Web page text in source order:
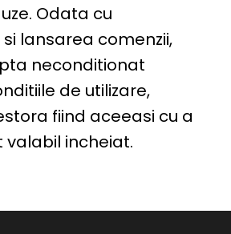
Odata cu
lansarea comenzii,
neconditionat
de utilizare,
fiind aceeasi cu a
valabil incheiat.